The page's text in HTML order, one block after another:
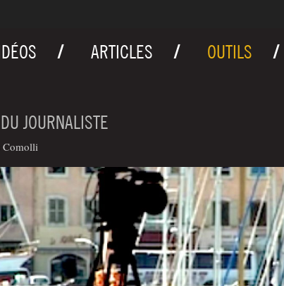
ARTICLES OUTILS
JOURNALISTE
Comolli